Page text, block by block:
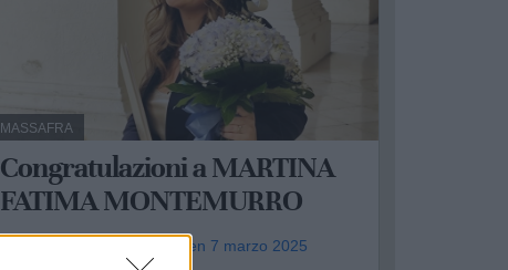
MASSAFRA
Congratulazioni a MARTINA
FATIMA MONTEMURRO
GIADA MONTEMURRO - ven 7 marzo 2025